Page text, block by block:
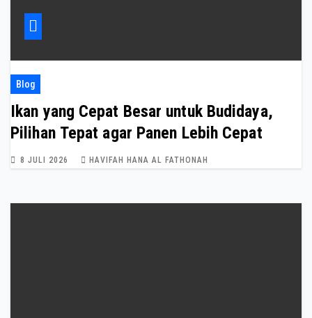
Blog
Ikan yang Cepat Besar untuk Budidaya,
Pilihan Tepat agar Panen Lebih Cepat
8 JULI 2026 HAVIFAH HANA AL FATHONAH